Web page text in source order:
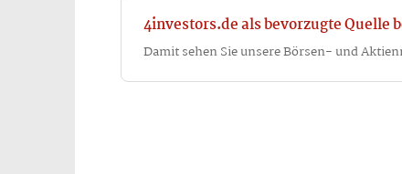
4investors.de als bevorzugte Quelle
Damit sehen Sie unsere Börsen- und